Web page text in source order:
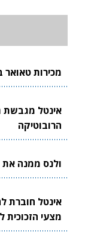
מכירות טאואר
אינטל מגבשת
הרובוטיקה
ולנס ממנה את
אינטל חוברת
מצעי הזכוכית